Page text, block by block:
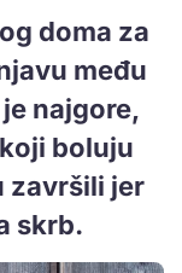
doma za
među
najgore,
boluju
završili jer
skrb.